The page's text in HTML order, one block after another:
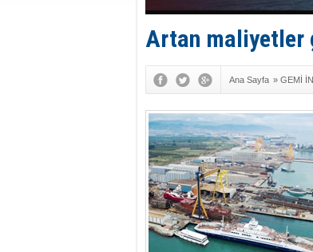
Artan maliyetler
Ana Sayfa » GEMİ